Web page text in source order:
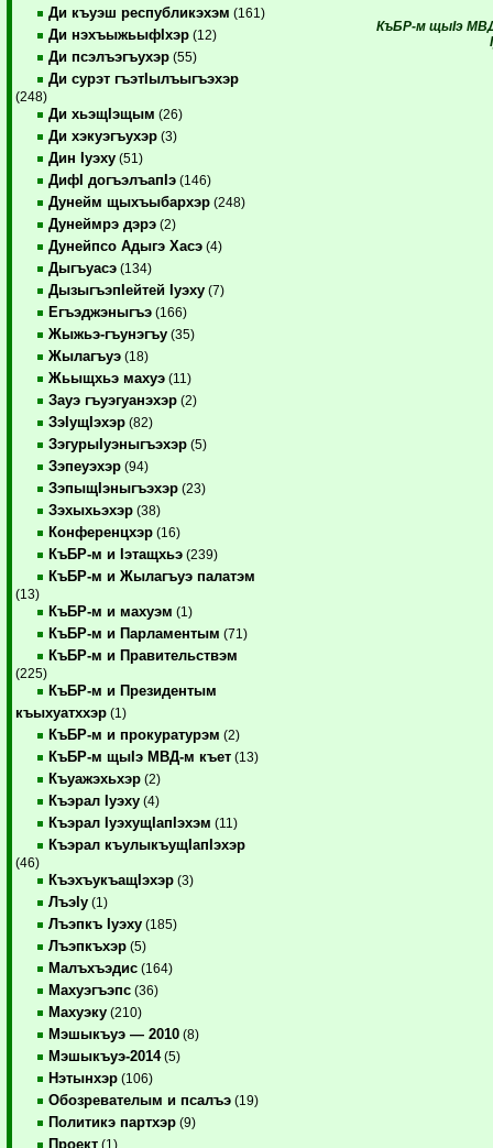
Ди къуэш республикэхэм (161)
Ди нэхъыжьыфIхэр (12)
Ди псэлъэгъухэр (55)
Ди сурэт гъэтIылъыгъэхэр
(248)
Ди хьэщIэщым (26)
Ди хэкуэгъухэр (3)
Дин Iуэху (51)
ДифI догъэлъапIэ (146)
Дунейм щыхъыбархэр (248)
Дунеймрэ дэрэ (2)
Дунейпсо Адыгэ Хасэ (4)
Дыгъуасэ (134)
ДызыгъэпIейтей Iуэху (7)
Егъэджэныгъэ (166)
Жыжьэ-гъунэгъу (35)
Жылагъуэ (18)
Жьыщхьэ махуэ (11)
Зауэ гъуэгуанэхэр (2)
ЗэIущIэхэр (82)
ЗэгурыIуэныгъэхэр (5)
Зэпеуэхэр (94)
ЗэпыщIэныгъэхэр (23)
Зэхыхьэхэр (38)
Конференцхэр (16)
КъБР-м и Iэтащхьэ (239)
КъБР-м и Жылагъуэ палатэм
(13)
КъБР-м и махуэм (1)
КъБР-м и Парламентым (71)
КъБР-м и Правительствэм
(225)
КъБР-м и Президентым
къыхуатххэр (1)
КъБР-м и прокуратурэм (2)
КъБР-м щыIэ МВД-м къет (13)
Къуажэхьхэр (2)
Къэрал Iуэху (4)
Къэрал IуэхущIапIэхэм (11)
Къэрал къулыкъущIапIэхэр
(46)
КъэхъукъащIэхэр (3)
ЛъэIу (1)
Лъэпкъ Iуэху (185)
Лъэпкъхэр (5)
Малъхъэдис (164)
Махуэгъэпс (36)
Махуэку (210)
Мэшыкъуэ — 2010 (8)
Мэшыкъуэ-2014(5)
Нэтынхэр (106)
Обозревателым и псалъэ (19)
Политикэ партхэр (9)
Проект (1)
КъБР-м щыIэ
I